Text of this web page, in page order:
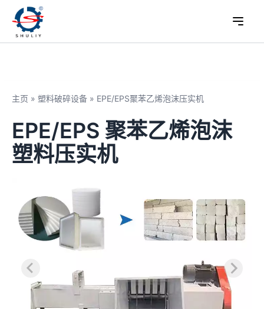
主页 » 塑料破碎设备 » EPE/EPS聚苯乙烯泡沫压实机
EPE/EPS 聚苯乙烯泡沫
塑料压实机